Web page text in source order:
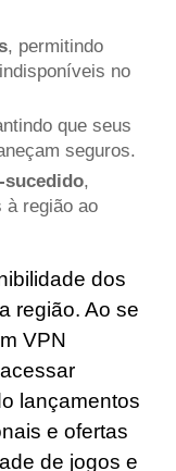
, permitindo
no
que seus
seguros.
sucedido,
à região ao
dos
região. Ao se
VPN
lançamentos
e ofertas
de jogos e